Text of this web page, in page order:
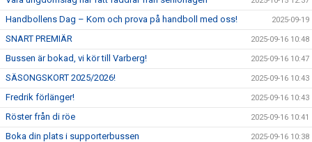
Handbollens Dag – Kom och prova på handboll med oss! 2025-09-19
SNART PREMIÄR 2025-09-16 10:48
Bussen är bokad, vi kör till Varberg! 2025-09-16 10:47
SÄSONGSKORT 2025/2026! 2025-09-16 10:43
Fredrik förlänger! 2025-09-16 10:43
Röster från di röe 2025-09-16 10:41
Boka din plats i supporterbussen 2025-09-16 10:38